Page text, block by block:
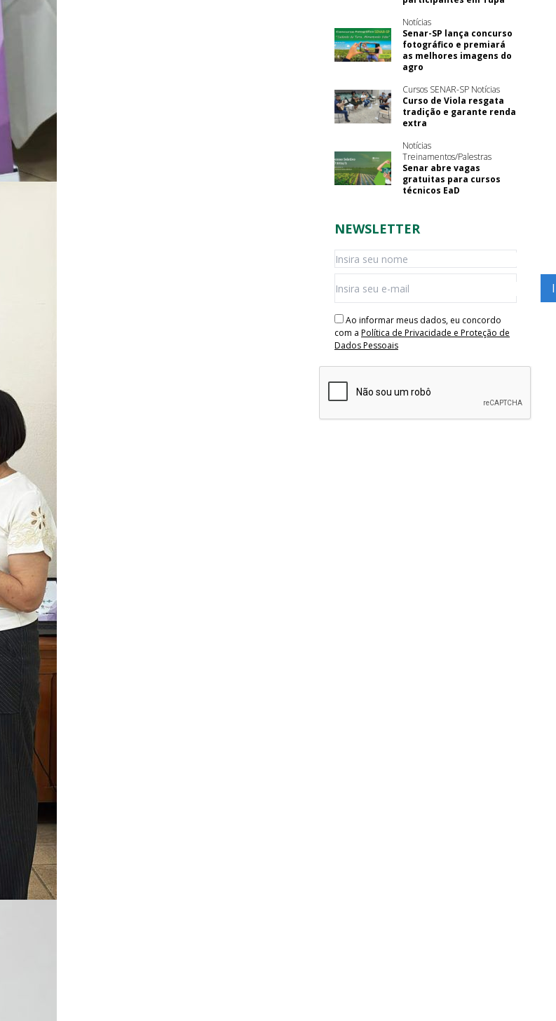
Notícias
Senar-SP lança concurso
fotográfico e premiará
as melhores imagens do
agro
Cursos SENAR-SP Notícias
Curso de Viola resgata
tradição e garante renda
extra
Notícias
Treinamentos/Palestras
Senar abre vagas
gratuitas para cursos
técnicos EaD
NEWSLETTER
Ao informar meus dados, eu concordo
com a Política de Privacidade e Proteção de
Dados Pessoais